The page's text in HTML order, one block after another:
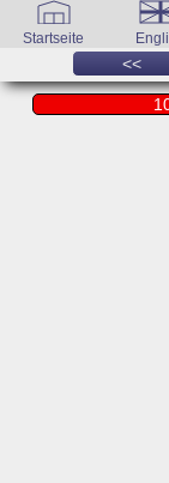
Startseite
<<